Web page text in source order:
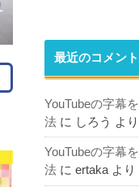
最近のコメント
YouTubeの字幕
法 に しろう より
YouTubeの字幕
法 に ertakaより